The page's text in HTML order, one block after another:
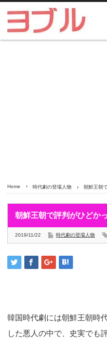
Home 時代劇の登場人物 朝鮮王朝
朝鮮王朝で評判がひどか
2019/11/22 時代劇の登場人物
韓国時代劇には朝鮮王朝時
した悪人の中で、史実でも